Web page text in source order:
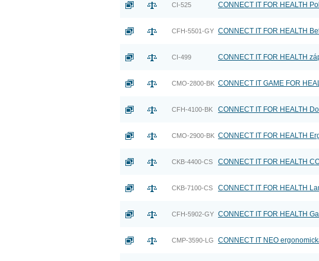
CI-525 CONNECT IT FOR HEALTH
CFH-5501-GY CONNECT IT FOR HEALTH
CI-499 CONNECT IT FOR HEALTH
CMO-2800-BK CONNECT IT GAME FOR
CFH-4100-BK CONNECT IT FOR HEALTH
CMO-2900-BK CONNECT IT FOR HEALTH
CKB-4400-CS CONNECT IT FOR HEALTH
CKB-7100-CS CONNECT IT FOR HEALTH
CFH-5902-GY CONNECT IT FOR HEALTH
CMP-3590-LG CONNECT IT NEO